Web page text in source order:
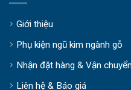
Giới thiệu
Phụ kiện ngũ kim ngành gỗ
Nhận đặt hàng & Vận
Liên hệ & Báo giá